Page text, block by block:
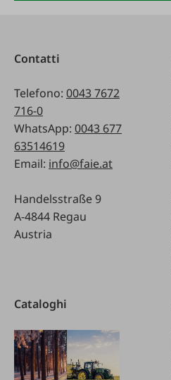
Contatti
Telefono: 0043 7672
716-0
WhatsApp: 0043 677
63514619
Email: info@faie.at
Handelsstraße 9
A-4844 Regau
Austria
Cataloghi